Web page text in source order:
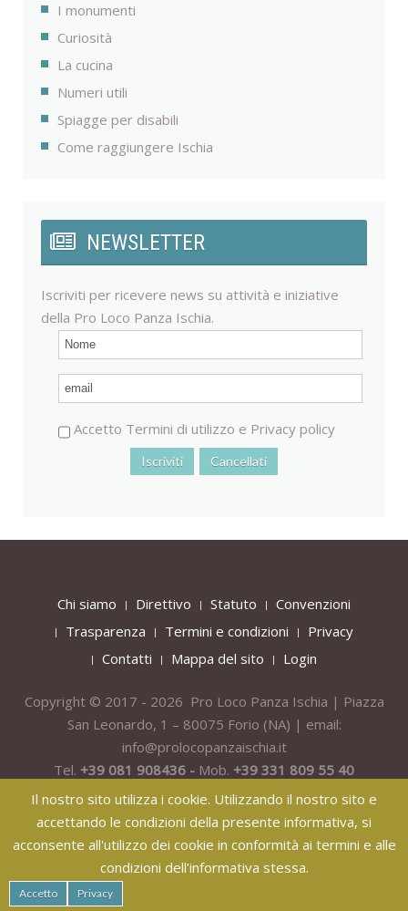
I monumenti
Curiosità
La cucina
Numeri utili
Spiagge per disabili
Come raggiungere Ischia
NEWSLETTER
Iscriviti per ricevere news su attività e iniziative
della Pro Loco Panza Ischia.
Accetto Termini di utilizzo e Privacy policy
Chi siamo Direttivo Statuto
Convenzioni
Trasparenza
Termini e condizioni
Privacy
Contatti
Mappa del sito Login
Copyright © 2017 - 2026 Pro Loco Panza Ischia | Piazza
San Leonardo, 1 – 80075 Forio (NA) | email:
info@prolocopanzaischia.it
Tel. +39 081 908436 - Mob. +39 331 809 55 40
Il nostro sito utilizza i cookie. Utilizzando il nostro sito e
accettando le condizioni della presente informativa, si
acconsente all'utilizzo dei cookie in conformità ai termini e alle
condizioni dell’informativa stessa.
Accetto Privacy
纸飞机下载纸飞机官网纸飞机官网下载纸飞机下载safew官网
safew下载
safew官网下载